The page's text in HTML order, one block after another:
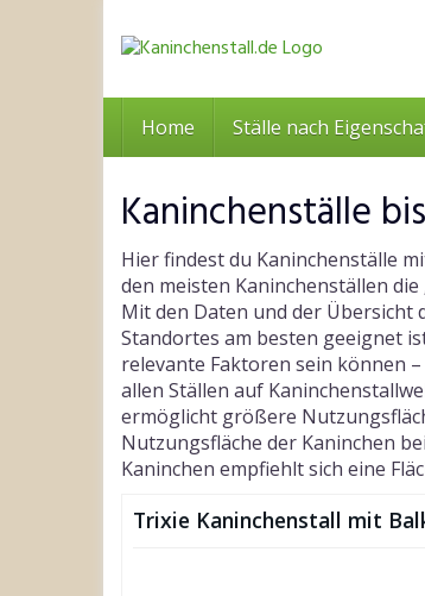
Home
Ställe nach
Kaninchenställe
Hier findest du Kaninchenställe
den meisten Kaninchenställen
Mit den Daten und der Übersicht
Standortes am besten geeignet
relevante Faktoren sein können
allen Ställen auf
ermöglicht größere
Nutzungsfläche der Kaninchen
Kaninchen empfiehlt sich eine
Trixie Kaninchenstall mit